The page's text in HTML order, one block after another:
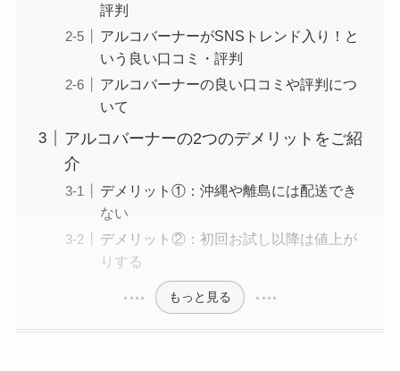
評判
アルコバーナーがSNSトレンド入り！と
いう良い口コミ・評判
アルコバーナーの良い口コミや評判につ
いて
アルコバーナーの2つのデメリットをご紹
介
デメリット①：沖縄や離島には配送でき
ない
デメリット②：初回お試し以降は値上が
りする
もっと見る